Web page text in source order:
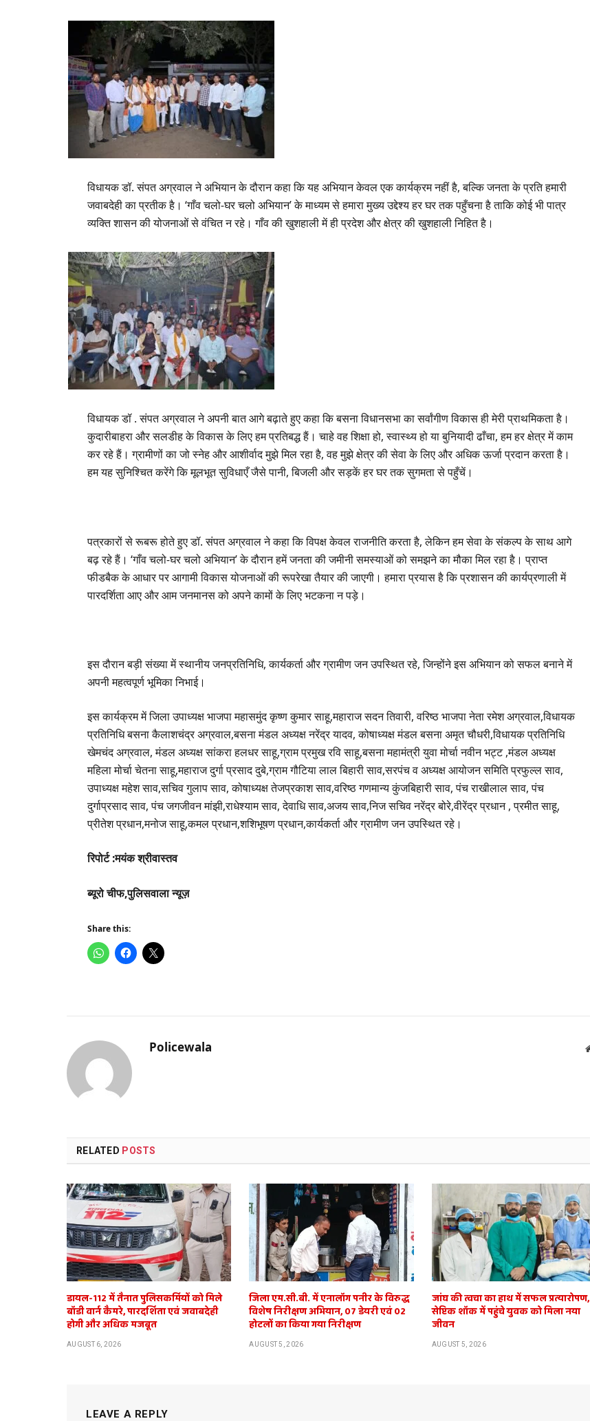
विधायक डॉ. संपत अग्रवाल ने अभियान के दौरान कहा कि यह अभियान केवल एक कार्यक्रम नहीं है, बल्कि जनता के प्रति हमारी
जवाबदेही का प्रतीक है। ‘गाँव चलो-घर चलो अभियान’ के माध्यम से हमारा मुख्य उद्देश्य हर घर तक पहुँचना है ताकि कोई भी पात्र
व्यक्ति शासन की योजनाओं से वंचित न रहे। गाँव की खुशहाली में ही प्रदेश और क्षेत्र की खुशहाली निहित है।
विधायक डॉ . संपत अग्रवाल ने अपनी बात आगे बढ़ाते हुए कहा कि बसना विधानसभा का सर्वांगीण विकास ही मेरी प्राथमिकता है।
कुदारीबाहरा और सलडीह के विकास के लिए हम प्रतिबद्ध हैं। चाहे वह शिक्षा हो, स्वास्थ्य हो या बुनियादी ढाँचा, हम हर क्षेत्र में काम
कर रहे हैं। ग्रामीणों का जो स्नेह और आशीर्वाद मुझे मिल रहा है, वह मुझे क्षेत्र की सेवा के लिए और अधिक ऊर्जा प्रदान करता है।
हम यह सुनिश्चित करेंगे कि मूलभूत सुविधाएँ जैसे पानी, बिजली और सड़कें हर घर तक सुगमता से पहुँचें।
पत्रकारों से रूबरू होते हुए डॉ. संपत अग्रवाल ने कहा कि विपक्ष केवल राजनीति करता है, लेकिन हम सेवा के संकल्प के साथ आगे
बढ़ रहे हैं। ‘गाँव चलो-घर चलो अभियान’ के दौरान हमें जनता की जमीनी समस्याओं को समझने का मौका मिल रहा है। प्राप्त
फीडबैक के आधार पर आगामी विकास योजनाओं की रूपरेखा तैयार की जाएगी। हमारा प्रयास है कि प्रशासन की कार्यप्रणाली में
पारदर्शिता आए और आम जनमानस को अपने कामों के लिए भटकना न पड़े।
इस दौरान बड़ी संख्या में स्थानीय जनप्रतिनिधि, कार्यकर्ता और ग्रामीण जन उपस्थित रहे, जिन्होंने इस अभियान को सफल बनाने में
अपनी महत्वपूर्ण भूमिका निभाई।
इस कार्यक्रम में जिला उपाध्यक्ष भाजपा महासमुंद कृष्ण कुमार साहू,महाराज सदन तिवारी, वरिष्ठ भाजपा नेता रमेश अग्रवाल,विधायक
प्रतिनिधि बसना कैलाशचंद्र अग्रवाल,बसना मंडल अध्यक्ष नरेंद्र यादव, कोषाध्यक्ष मंडल बसना अमृत चौधरी,विधायक प्रतिनिधि
खेमचंद अग्रवाल, मंडल अध्यक्ष सांकरा हलधर साहू,ग्राम प्रमुख रवि साहू,बसना महामंत्री युवा मोर्चा नवीन भट्ट ,मंडल अध्यक्ष
महिला मोर्चा चेतना साहू,महाराज दुर्गा प्रसाद दुबे,ग्राम गौटिया लाल बिहारी साव,सरपंच व अध्यक्ष आयोजन समिति प्रफुल्ल साव,
उपाध्यक्ष महेश साव,सचिव गुलाप साव, कोषाध्यक्ष तेजप्रकाश साव,वरिष्ठ गणमान्य कुंजबिहारी साव, पंच राखीलाल साव, पंच
दुर्गाप्रसाद साव, पंच जगजीवन मांझी,राधेश्याम साव, देवाधि साव,अजय साव,निज सचिव नरेंद्र बोरे,वीरेंद्र प्रधान , प्रमीत साहू,
प्रीतेश प्रधान,मनोज साहू,कमल प्रधान,शशिभूषण प्रधान,कार्यकर्ता और ग्रामीण जन उपस्थित रहे।
रिपोर्ट :मयंक श्रीवास्तव
ब्यूरो चीफ,पुलिसवाला न्यूज़
Share this:
Policewala
RELATED POSTS
डायल-112 में तैनात पुलिसकर्मियों को मिले
बॉडी वार्न कैमरे, पारदर्शिता एवं जवाबदेही
होगी और अधिक मजबूत
AUGUST 6, 2026
जिला एम.सी.बी. में एनालॉग पनीर के विरुद्ध
विशेष निरीक्षण अभियान, 07 डेयरी एवं 02
होटलों का किया गया निरीक्षण
AUGUST 5, 2026
जांघ की त्वचा का हाथ में सफल प्रत्यारोपण,
सेप्टिक शॉक में पहुंचे युवक को मिला नया
जीवन
AUGUST 5, 2026
LEAVE A REPLY